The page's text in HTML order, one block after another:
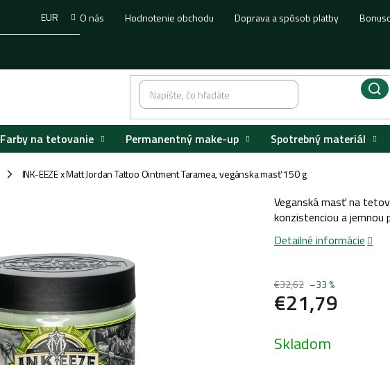
O nás Hodnotenie obchodu Doprava a spôsob platby
EUR
Farby na tetovanie Permanentný make-up Spotrebný materiál
/ INK-EEZE x Matt Jordan Tattoo Ointment Taramea, vegánska masť 150 g
€32,62 –33 %
€21,79
cena:
Skladom
Veganská masť na
konzistenciou a jemnou
Detailné informácie